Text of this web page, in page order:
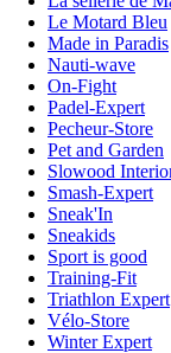
Le Motard Bleu
Made in Paradis
Nauti-wave
On-Fight
Padel-Expert
Pecheur-Store
Pet and Garden
Slowood
Smash-Expert
Sneak'In
Sneakids
Sport is good
Training-Fit
Triathlon Expert
Vélo-Store
Winter Expert